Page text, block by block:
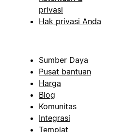
privasi
Hak privasi Anda
Sumber Daya
Pusat bantuan
Harga
Blog
Komunitas
Integrasi
Templat